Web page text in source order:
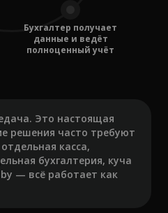
Бухгалтер получает
данные и ведёт
полноценный учёт
Это настоящая
решения часто требуют
касса,
бухгалтерия, куча
— всё работает как